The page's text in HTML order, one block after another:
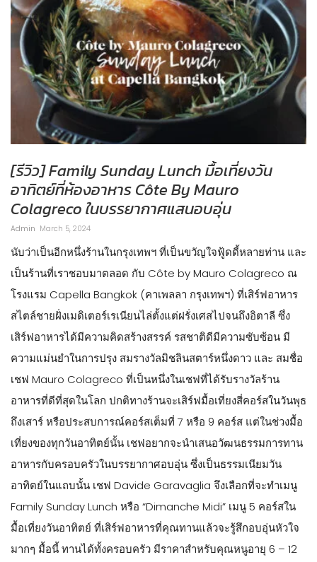
[รีวิว] Family Sunday Lunch มื้อเที่ยงวัน
อาทิตย์ที่ห้องอาหาร Côte By Mauro
Colagreco ในบรรยากาศแสนอบอุ่น
Admin March 5, 2024
นับว่าเป็นอีกหนึ่งร้านในกรุงเทพฯ ที่เป็นขวัญใจฟู้ดดี้หลายท่าน และ
เป็นร้านที่เราชอบมาตลอด กับ Côte by Mauro Colagreco ณ
โรงแรม Capella Bangkok (คาเพลลา กรุงเทพฯ) ที่เสิร์ฟอาหาร
สไตล์ชายฝั่งเมดิเตอร์เรเนียนไล่ตั้งแต่ฝรั่งเศสไปจนถึงอิตาลี ซึ่ง
เสิร์ฟอาหารได้มีความคิดสร้างสรรค์ รสชาติดีมีความซับซ้อน มี
ความแม่นยำในการปรุง สมรางวัลมิชลินสตาร์หนึ่งดาว และ สมชื่อ
เชฟ Mauro Colagreco ที่เป็นหนึ่งในเชฟที่ได้รับรางวัลร้าน
อาหารที่ดีที่สุดในโลก ปกติทางร้านจะเสิร์ฟมื้อเที่ยงสี่คอร์สในวันพุธ
ถึงเสาร์ หรือประสบการณ์คอร์สเต็มที่ 7 หรือ 9 คอร์ส แต่ในช่วงมื้อ
เที่ยงของทุกวันอาทิตย์นั้น เชฟอยากจะนำเสนอวัฒนธรรมการทาน
อาหารกับครอบครัวในบรรยากาศอบอุ่น ซึ่งเป็นธรรมเนียมวัน
อาทิตย์ในแถบนั้น เชฟ Davide Garavaglia จึงเลือกที่จะทำเมนู
Family Sunday Lunch หรือ “Dimanche Midi” เมนู 5 คอร์สใน
มื้อเที่ยงวันอาทิตย์ ที่เสิร์ฟอาหารที่คุณทานแล้วจะรู้สึกอบอุ่นหัวใจ
มากๆ มื้อนี้ ทานได้ทั้งครอบครัว มีราคาสำหรับคุณหนูอายุ 6 – 12